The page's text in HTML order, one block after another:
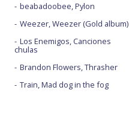
beabadoobee, Pylon
Weezer, Weezer (Gold album)
Los Enemigos, Canciones
chulas
Brandon Flowers, Thrasher
Train, Mad dog in the fog